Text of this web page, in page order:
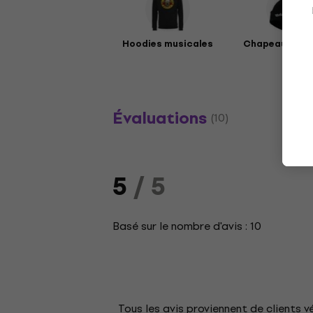
Hoodies musicales Chapeaux
Évaluations (10)
5/ 5
Basé sur le nombre d'avis : 10
Tous les avis proviennent de clients